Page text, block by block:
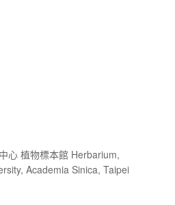
心 植物標本館 Herbarium,
Academia Sinica, Taipei